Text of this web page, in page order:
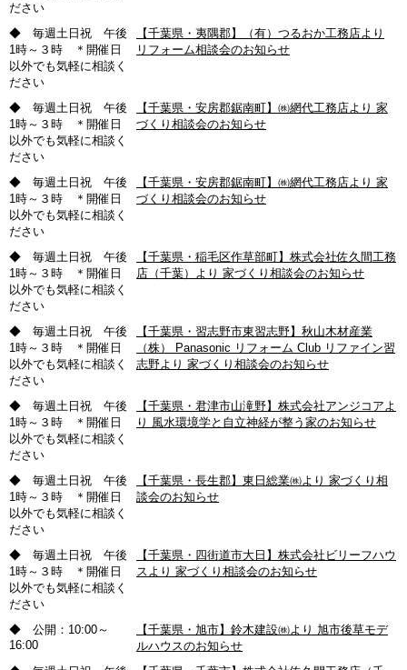
ださい
◆ 毎週土日祝 午後
1時～３時 ＊開催日
以外でも気軽に相談く
ださい
【千葉県・夷隅郡】（有）つるおか工務店より
リフォーム相談会のお知らせ
◆ 毎週土日祝 午後
1時～３時 ＊開催日
以外でも気軽に相談く
ださい
【千葉県・安房郡鋸南町】㈱網代工務店より 家
づくり相談会のお知らせ
◆ 毎週土日祝 午後
1時～３時 ＊開催日
以外でも気軽に相談く
ださい
【千葉県・安房郡鋸南町】㈱網代工務店より 家
づくり相談会のお知らせ
◆ 毎週土日祝 午後
1時～３時 ＊開催日
以外でも気軽に相談く
ださい
【千葉県・稲毛区作草部町】株式会社佐久間工務
店（千葉）より 家づくり相談会のお知らせ
◆ 毎週土日祝 午後
1時～３時 ＊開催日
以外でも気軽に相談く
ださい
【千葉県・習志野市東習志野】秋山木材産業
（株） Panasonic リフォーム Club リファイン習
志野より 家づくり相談会のお知らせ
◆ 毎週土日祝 午後
1時～３時 ＊開催日
以外でも気軽に相談く
ださい
【千葉県・君津市山滝野】株式会社アンジコアよ
り 風水環境学と自立神経が整う家のお知らせ
◆ 毎週土日祝 午後
1時～３時 ＊開催日
以外でも気軽に相談く
ださい
【千葉県・長生郡】東日総業㈱より 家づくり相
談会のお知らせ
◆ 毎週土日祝 午後
1時～３時 ＊開催日
以外でも気軽に相談く
ださい
【千葉県・四街道市大日】株式会社ビリーフハウ
スより 家づくり相談会のお知らせ
◆ 公開：10:00～
16:00
【千葉県・旭市】鈴木建設㈱より 旭市後草モデ
ルハウスのお知らせ